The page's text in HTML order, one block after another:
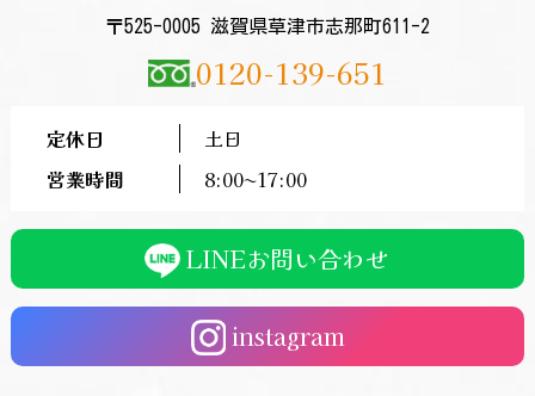
〒525-0005 滋賀県草津市志那町611-2
0120-139-651
定休日
土日
営業時間
8:00〜17:00
LINEお問い合わせ
instagram